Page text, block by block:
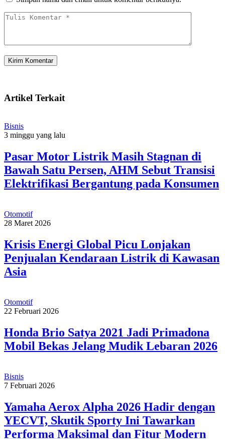
Artikel Terkait
Bisnis
3 minggu yang lalu
Pasar Motor Listrik Masih Stagnan di
Bawah Satu Persen, AHM Sebut Transisi
Elektrifikasi Bergantung pada Konsumen
Otomotif
28 Maret 2026
Krisis Energi Global Picu Lonjakan
Penjualan Kendaraan Listrik di Kawasan
Asia
Otomotif
22 Februari 2026
Honda Brio Satya 2021 Jadi Primadona
Mobil Bekas Jelang Mudik Lebaran 2026
Bisnis
7 Februari 2026
Yamaha Aerox Alpha 2026 Hadir dengan
YECVT, Skutik Sporty Ini Tawarkan
Performa Maksimal dan Fitur Modern